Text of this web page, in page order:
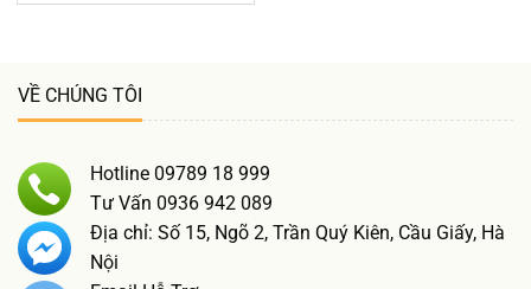
VỀ CHÚNG TÔI
Hotline 09789 18 999
Tư Vấn 0936 942 089
Địa chỉ: Số 15, Ngõ 2, Trần Quý Kiên, Cầu Giấy, Hà
Nội